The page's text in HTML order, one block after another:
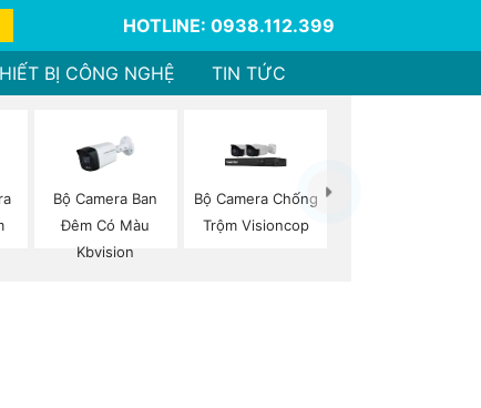
HOTLINE: 0938.112.399
BỊ CÔNG NGHỆ TIN TỨC
Bộ Camera Ban
Đêm Có Màu
Kbvision
Bộ Camera Chống
Trộm Visioncop